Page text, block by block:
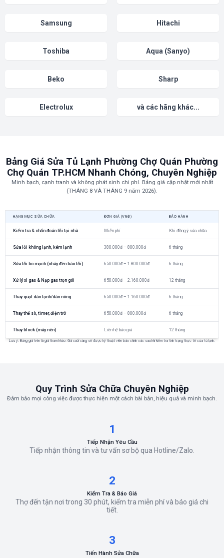
Samsung Hitachi
Toshiba Aqua (Sanyo)
Beko Sharp
Electrolux và các hãng khác...
Bảng Giá Sửa Tủ Lạnh Phường Chợ Quán Phường
Chợ Quán TP.HCM Nhanh Chóng, Chuyên Nghiệp
Minh bạch, cạnh tranh và không phát sinh chi phí. Bảng giá cập nhật mới nhất
(THÁNG 8 VÀ THÁNG 9 năm 2026).
HẠNG MỤC SỬA CHỮA ĐƠN GIÁ (VNĐ) BẢO HÀNH
Kiểm tra & chẩn đoán lỗi tại nhà Miễn phí Khi đồng ý sửa chữa
Sửa lỗi không lạnh, kém lạnh 380.000đ – 800.000đ 6 tháng
Sửa lỗi bo mạch (nháy đèn báo lỗi) 650.000đ – 1.800.000đ 6 tháng
Xử lý xì gas & Nạp gas trọn gói 650.000đ – 2.160.000đ 12 tháng
Thay quạt dàn lạnh/dàn nóng 650.000đ – 1.160.000đ 6 tháng
Thay thế sò, timer, điện trở 650.000đ – 800.000đ 6 tháng
Thay block (máy nén) Liên hệ báo giá 12 tháng
Lưu ý: Bảng giá trên là giá tham khảo. Giá cuối cùng sẽ được kỹ thuật viên báo chính xác sau khi kiểm tra tình trạng thực tế của tủ lạnh.
Quy Trình Sửa Chữa Chuyên Nghiệp
Đảm bảo mọi công việc được thực hiện một cách bài bản, hiệu quả và minh bạch.
1
Tiếp Nhận Yêu Cầu
Tiếp nhận thông tin và tư vấn sơ bộ qua Hotline/Zalo.
2
Kiểm Tra & Báo Giá
Thợ đến tận nơi trong 30 phút, kiểm tra miễn phí và báo giá chi
tiết.
3
Tiến Hành Sửa Chữa